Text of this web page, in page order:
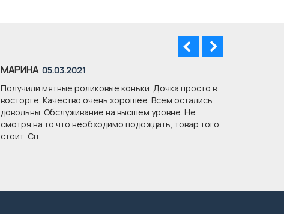
МАРИНА 05.03.2021
Получили мятные роликовые коньки. Дочка просто в
восторге. Качество очень хорошее. Всем остались
довольны. Обслуживание на высшем уровне. Не
смотря на то что необходимо подождать, товар того
стоит. Сп...